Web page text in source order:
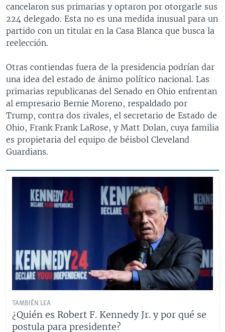
cancelaron sus primarias y optaron por otorgarle sus
224 delegado. Esta no es una medida inusual para un
partido con un titular en la Casa Blanca que busca la
reelección.
Otras contiendas fuera de la presidencia podrían dar
una idea del estado de ánimo político nacional. Las
primarias republicanas del Senado en Ohio enfrentan
al empresario Bernie Moreno, respaldado por
Trump, contra dos rivales, el secretario de Estado de
Ohio, Frank Frank LaRose, y Matt Dolan, cuya familia
es propietaria del equipo de béisbol Cleveland
Guardians.
TAMBIÉN LEA
¿Quién es Robert F. Kennedy Jr. y por qué se
postula para presidente?